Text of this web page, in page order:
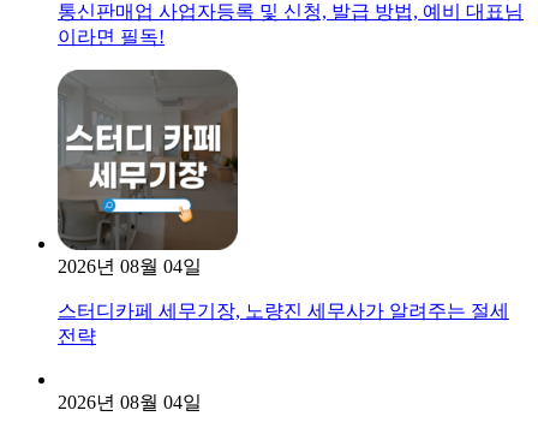
통신판매업 사업자등록 및 신청, 발급 방법, 예비 대표님
이라면 필독!
2026년 08월 04일
스터디카페 세무기장, 노량진 세무사가 알려주는 절세
전략
2026년 08월 04일